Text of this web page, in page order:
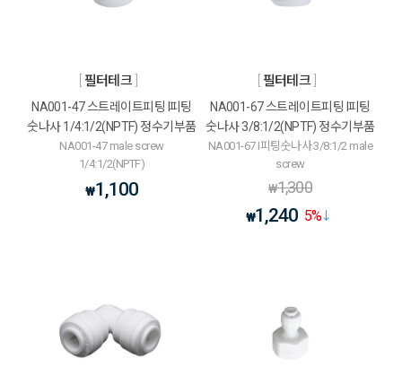
필터테크
NA001-47 스트레이트피팅 I피팅
숫나사 1/4:1/2(NPTF) 정수기부품
NA001-47 male screw
1/4:1/2(NPTF)
₩1,100
필터테크
NA001-67 스트레이트피팅 I피팅
숫나사 3/8:1/2(NPTF) 정수기부품
NA001-67 I피팅숫나사 3/8:1/2 male
screw
₩1,300
₩1,240 5%